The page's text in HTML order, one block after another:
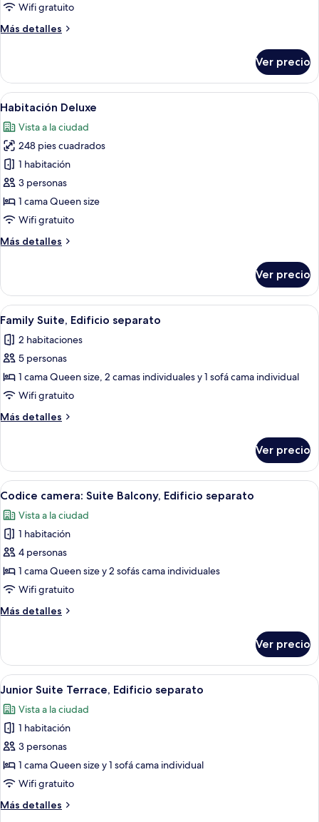
Premium,
edificio
Wifi gratuito
Más detalles
Más
Premium,
en
edificio
Ver precio
Abrir
todas
las
fotos
de
Habitación
Deluxe
Habitación de hotel con un
3
Habitación Deluxe
Vista a la ciudad
248 pies cuadrados
1 habitación
3 personas
1 cama Queen size
Wifi gratuito
Más detalles
Más
Deluxe
Ver precio
Abrir
todas
las
fotos
de
Family
Suite,
Edificio
Un dormitorio con cama, sofá y
6
Family Suite, Edificio separato
2 habitaciones
5 personas
1 cama Queen size, 2 camas individuales y 1 sofá cama individual
Wifi gratuito
Más detalles
Más
Suite,
Edificio
separato
Ver precio
Abrir
todas
las
fotos
de
Codice
camera:
Balcony,
Una habitación de hotel moderna
4
Codice camera: Suite Balcony, Edificio separato
Vista a la ciudad
1 habitación
4 personas
1 cama Queen size y 2 sofás cama individuales
Wifi gratuito
Más detalles
Más
camera:
Suite
Balcony,
separato
Ver precio
Abrir
todas
las
fotos
de
Junior
Suite
Edificio
Un interior moderno con una mesa
4
Junior Suite Terrace, Edificio separato
Vista a la ciudad
1 habitación
3 personas
1 cama Queen size y 1 sofá cama individual
Wifi gratuito
Más detalles
Más